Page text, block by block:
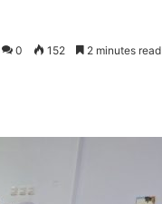
0 152 2 minutes read